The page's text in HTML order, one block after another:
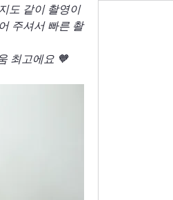
도 같이 촬영이
주셔서 빠른 촬
최고에요 🧡